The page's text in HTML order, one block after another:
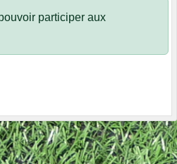
participer aux